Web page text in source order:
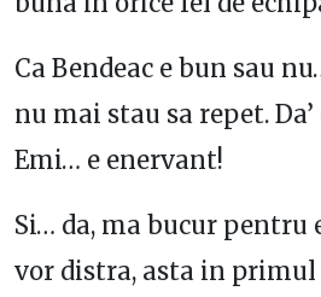
Ca Bendeac e bun sau
nu mai stau sa repet.
Emi… e enervant!
Si… da, ma bucur pentru
vor distra, asta in primul